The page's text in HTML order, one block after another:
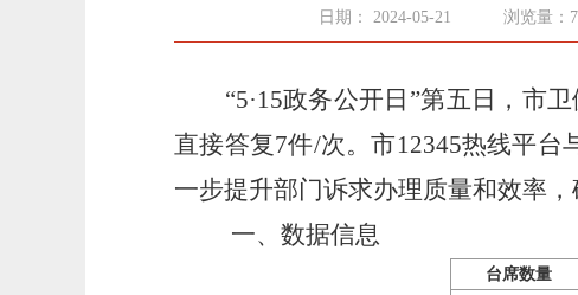
日期： 2024-05-21 浏览量：
“5·15政务公开日”第五日，市
直接答复7件/次。市12345热线平台
一步提升部门诉求办理质量和效率
一、数据信息
台席数量